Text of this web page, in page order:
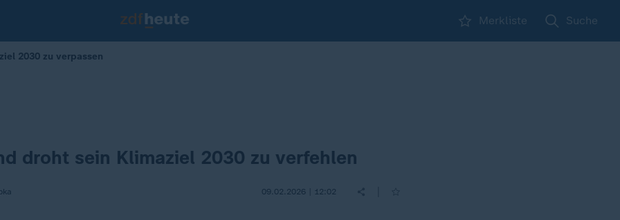
Merkliste Suche
2030 zu verpassen
droht sein Klimaziel 2030 zu verfehlen
09.02.2026 | 12:02